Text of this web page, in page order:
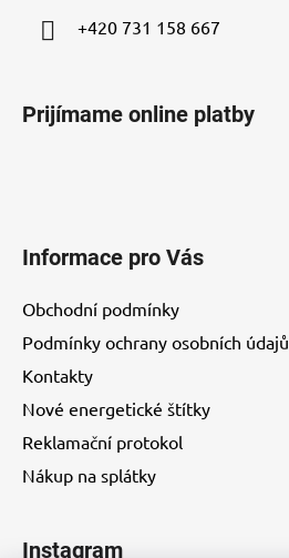
+420 731 158 667
Prijímame online platby
Informace pro Vás
Obchodní podmínky
Podmínky ochrany osobních údajů
Kontakty
Nové energetické štítky
Reklamační protokol
Nákup na splátky
Instagram